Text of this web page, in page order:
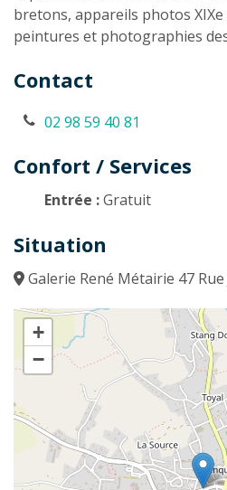
bretons, appareils photos XIXe
peintures et photographies
Contact
02 98 59 40 81
Confort / Services
Entrée :Gratuit
Situation
Galerie René Métairie 47
+
−